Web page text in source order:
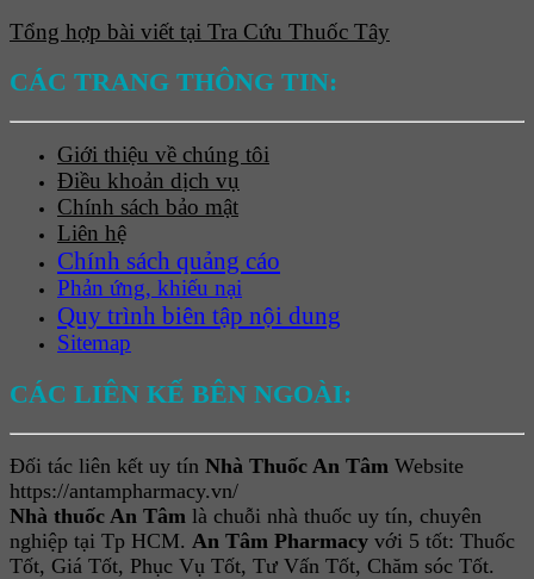
Tổng hợp bài viết tại Tra Cứu Thuốc Tây
CÁC TRANG THÔNG TIN:
Giới thiệu về chúng tôi
Điều khoản dịch vụ
Chính sách bảo mật
Liên hệ
Chính sách quảng cáo
Phản ứng, khiếu nại
Quy trình biên tập nội dung
Sitemap
CÁC LIÊN KẾ BÊN NGOÀI:
Đối tác liên kết uy tín Nhà Thuốc An Tâm Website
https://antampharmacy.vn/
Nhà thuốc An Tâm là chuỗi nhà thuốc uy tín, chuyên
nghiệp tại Tp HCM. An Tâm Pharmacy với 5 tốt: Thuốc
Tốt, Giá Tốt, Phục Vụ Tốt, Tư Vấn Tốt, Chăm sóc Tốt.